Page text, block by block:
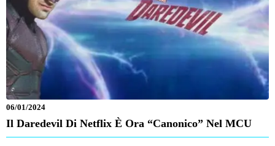
06/01/2024
Il Daredevil Di Netflix È Ora “canonico” Nel MCU